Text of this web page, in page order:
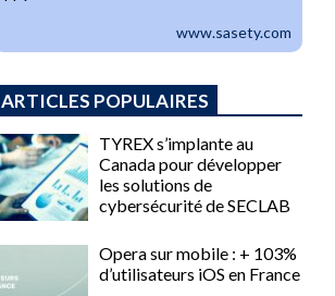
www.sasety.com
ARTICLES POPULAIRES
TYREX s’implante au
Canada pour développer
les solutions de
cybersécurité de SECLAB
Opera sur mobile : + 103%
d’utilisateurs iOS en France